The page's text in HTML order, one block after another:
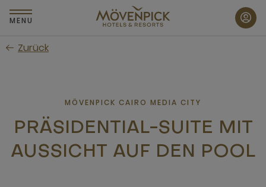
Zum
Hauptinhalt
MENU
Zurück
MÖVENPICK CAIRO MEDIA CITY
PRÄSIDENTIAL-SUITE MIT
AUSSICHT AUF DEN POOL